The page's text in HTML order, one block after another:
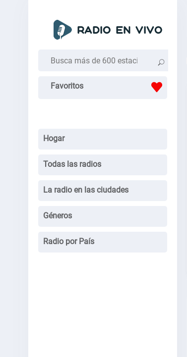
Favoritos
Hogar
Todas las radios
La radio en las ciudades
Géneros
Radio por País